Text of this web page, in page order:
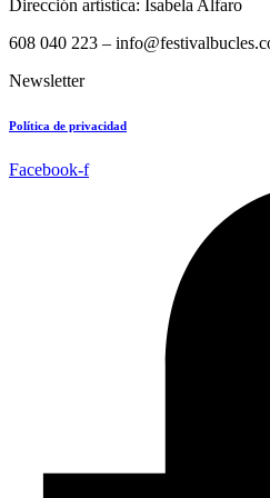
Dirección artística: Isabela Alfaro
608 040 223 –
Newsletter
Política de privacidad
Facebook-f